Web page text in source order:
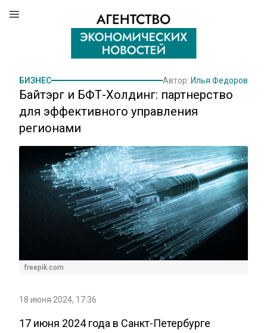
БИЗНЕС Автор: Илья Федоров
Байтэрг и БФТ-Холдинг: партнерство
для эффективного управления
регионами
freepik.com
18 июня 2024, 17:36
17 июня 2024 года в Санкт-Петербурге